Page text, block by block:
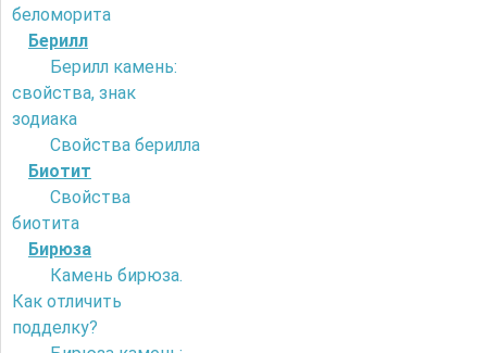
беломорита
Берилл
Берилл камень:
свойства, знак
зодиака
Свойства берилла
Биотит
Свойства
биотита
Бирюза
Камень бирюза.
Как отличить
подделку?